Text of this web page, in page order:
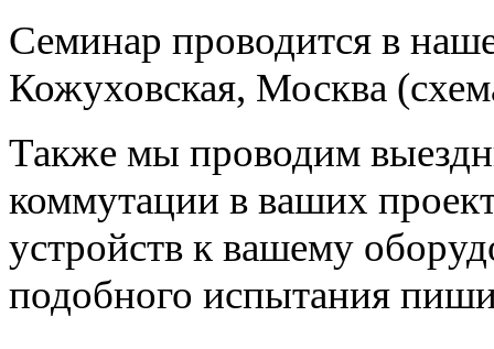
Семинар проводится в
Кожуховская, Москва
Также мы проводим
коммутации в ваших
устройств к вашему
подобного испытания